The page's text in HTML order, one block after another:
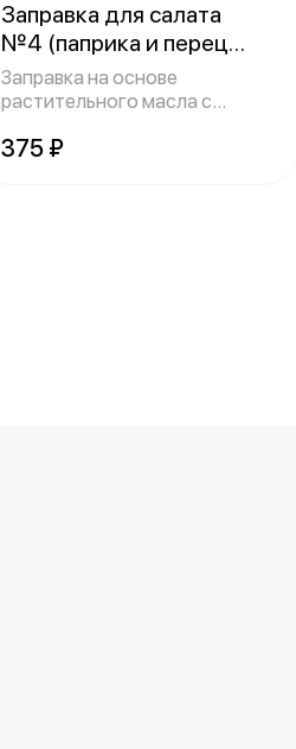
Заправка для салата
№4 (паприка и перец
чили)Объем: 250 грамм
Заправка на основе
растительного масла с
375 ₽